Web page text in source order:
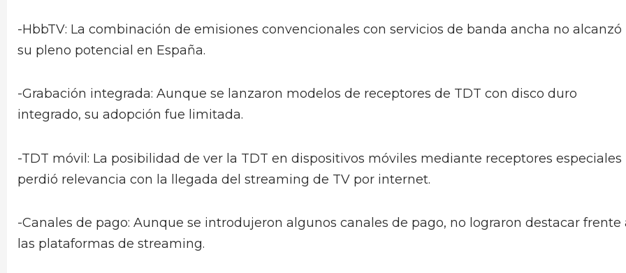
-HbbTV: La combinación de emisiones convencionales con servicios de banda ancha no alcanzó
su pleno potencial en España.
-Grabación integrada: Aunque se lanzaron modelos de receptores de TDT con disco duro
integrado, su adopción fue limitada.
-TDT móvil: La posibilidad de ver la TDT en dispositivos móviles mediante receptores especiales
perdió relevancia con la llegada del streaming de TV por internet.
-Canales de pago: Aunque se introdujeron algunos canales de pago, no lograron destacar frente
las plataformas de streaming.